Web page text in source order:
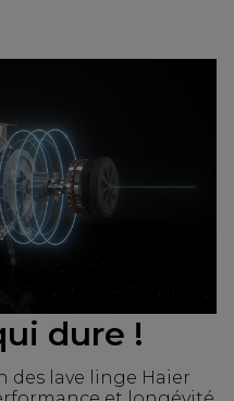
dure !
des lave linge Haier